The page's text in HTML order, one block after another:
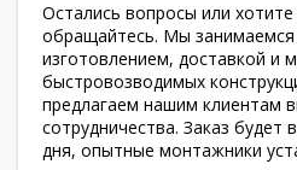
Остались вопросы или хотите
обращайтесь. Мы
изготовлением, доставкой и
быстровозводимых
предлагаем нашим клиентам
сотрудничества. Заказ будет
дня, опытные монтажники